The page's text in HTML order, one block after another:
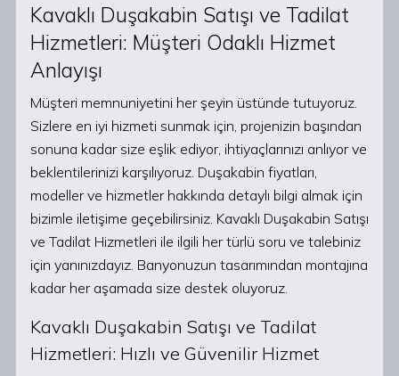
Kavaklı Duşakabin Satışı ve Tadilat
Hizmetleri: Müşteri Odaklı Hizmet
Anlayışı
Müşteri memnuniyetini her şeyin üstünde tutuyoruz.
Sizlere en iyi hizmeti sunmak için, projenizin başından
sonuna kadar size eşlik ediyor, ihtiyaçlarınızı anlıyor ve
beklentilerinizi karşılıyoruz. Duşakabin fiyatları,
modeller ve hizmetler hakkında detaylı bilgi almak için
bizimle iletişime geçebilirsiniz. Kavaklı Duşakabin Satışı
ve Tadilat Hizmetleri ile ilgili her türlü soru ve talebiniz
için yanınızdayız. Banyonuzun tasarımından montajına
kadar her aşamada size destek oluyoruz.
Kavaklı Duşakabin Satışı ve Tadilat
Hizmetleri: Hızlı ve Güvenilir Hizmet